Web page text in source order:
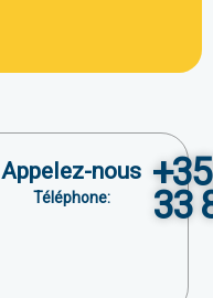
Appelez-nous
Téléphone: 33